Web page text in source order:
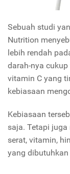
Sebuah studi
Nutrition
lebih rendah
darah-nya
vitamin C yang
kebiasaan
Kebiasaan
saja. Tetapi
serat, vitamin,
yang dibutuhkan